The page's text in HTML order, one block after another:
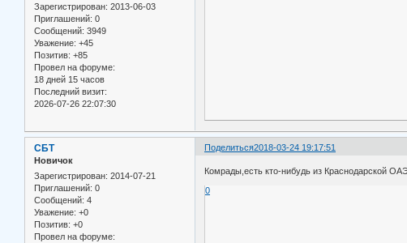
Зарегистрирован: 2013-06-03
Приглашений: 0
Сообщений: 3949
Уважение: +45
Позитив: +85
Провел на форуме:
18 дней 15 часов
Последний визит:
2026-07-26 22:07:30
Поделиться2018-03-24 19:17:51
СБТ
Новичок
Зарегистрирован: 2014-07-21
Приглашений: 0
Сообщений: 4
Уважение: +0
Позитив: +0
Провел на форуме:
Комрады,есть кто-нибудь из Краснодарской
0